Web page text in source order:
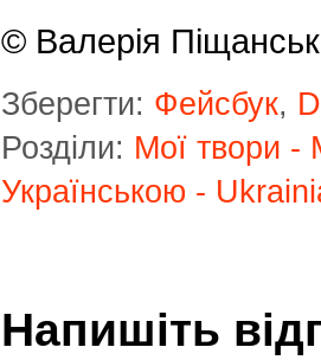
© Валерія
Зберегти: Фейсбук,
Розділи: Мої твори -
Українською -
Напишіть